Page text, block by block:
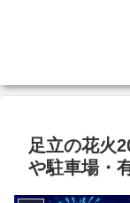
足立の花火
や駐車場・